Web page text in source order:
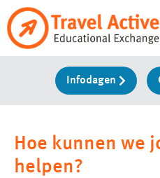
Ga
naar
Infodagen
Hoe kunnen we
helpen?